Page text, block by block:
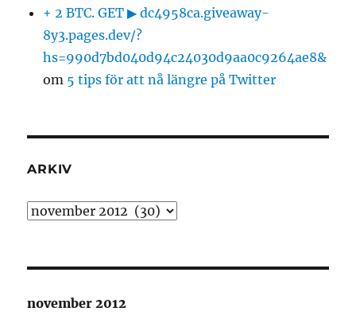
+ 2 BTC. GET ▶ dc4958ca.giveaway-
8y3.pages.dev/?
hs=990d7bd040d94c24030d9aa0c9264ae8&
om 5 tips för att nå längre på Twitter
ARKIV
Arkiv
november 2012